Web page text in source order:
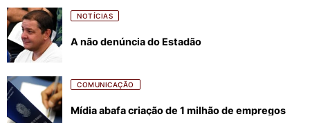
NOTÍCIAS
A não denúncia do Estadão
COMUNICAÇÃO
Mídia abafa criação de 1 milhão de empregos